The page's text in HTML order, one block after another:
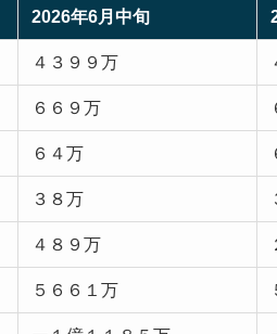
2026年6月中旬
４３９９万
６６９万
６４万
３８万
４８９万
５６６１万